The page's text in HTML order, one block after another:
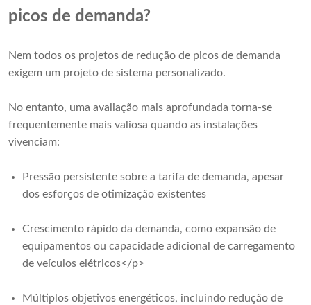
picos de demanda?
Nem todos os projetos de redução de picos de demanda
exigem um projeto de sistema personalizado.
No entanto, uma avaliação mais aprofundada torna-se
frequentemente mais valiosa quando as instalações
vivenciam:
Pressão persistente sobre a tarifa de demanda, apesar
dos esforços de otimização existentes
Crescimento rápido da demanda, como expansão de
equipamentos ou capacidade adicional de carregamento
de veículos elétricos</p>
Múltiplos objetivos energéticos, incluindo redução de